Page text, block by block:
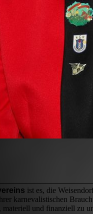
ist es, die
karnevalistischen
materiell und finanziell zu